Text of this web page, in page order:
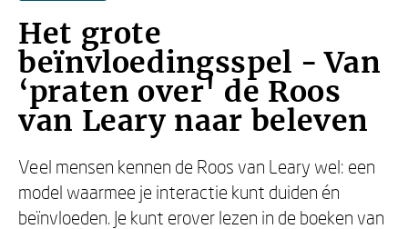
Het grote
beïnvloedingsspel - Van
‘praten over' de Roos
van Leary naar beleven
Veel mensen kennen de Roos van Leary wel: een
model waarmee je interactie kunt duiden én
beïnvloeden. Je kunt erover lezen in de boeken van